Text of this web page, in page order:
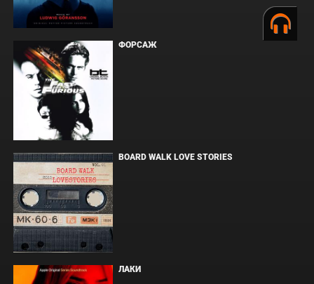
ФОРСАЖ
BOARD WALK LOVE STORIES
ЛАКИ